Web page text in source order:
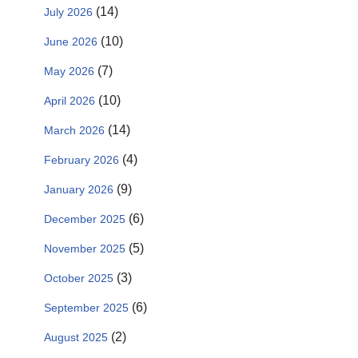
July 2026 (14)
June 2026 (10)
May 2026 (7)
April 2026 (10)
March 2026 (14)
February 2026 (4)
January 2026 (9)
December 2025 (6)
November 2025 (5)
October 2025 (3)
September 2025 (6)
August 2025 (2)